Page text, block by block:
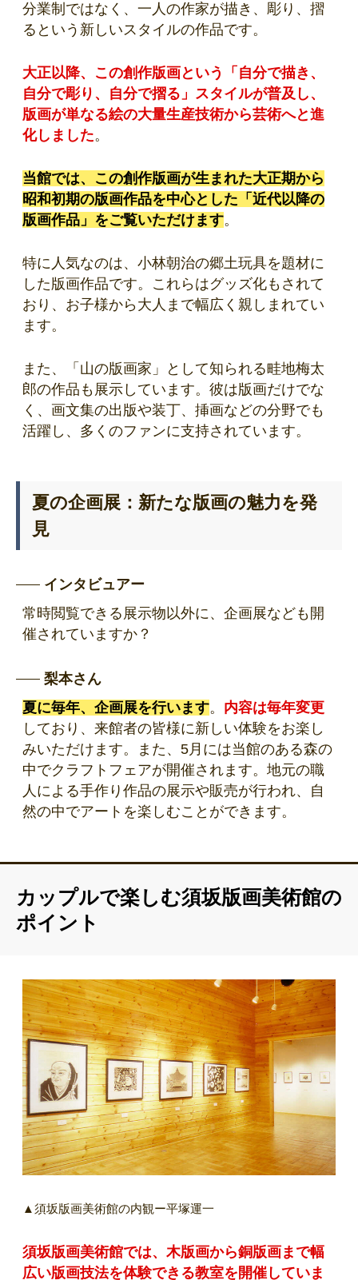
分業制ではなく、一人の作家が描き、彫り、摺
るという新しいスタイルの作品です。
大正以降、この創作版画という「自分で描き、
自分で彫り、自分で摺る」スタイルが普及し、
版画が単なる絵の大量生産技術から芸術へと進
化しました。
当館では、この創作版画が生まれた大正期から
昭和初期の版画作品を中心とした「近代以降の
版画作品」をご覧いただけます。
特に人気なのは、小林朝治の郷土玩具を題材に
した版画作品です。これらはグッズ化もされて
おり、お子様から大人まで幅広く親しまれてい
ます。
また、「山の版画家」として知られる畦地梅太
郎の作品も展示しています。彼は版画だけでな
く、画文集の出版や装丁、挿画などの分野でも
活躍し、多くのファンに支持されています。
夏の企画展：新たな版画の魅力を発
見
インタビュアー
常時閲覧できる展示物以外に、企画展なども開
催されていますか？
梨本さん
夏に毎年、企画展を行います。 内容は毎年変更
しており、来館者の皆様に新しい体験をお楽し
みいただけます。また、5月には当館のある森の
中でクラフトフェアが開催されます。地元の職
人による手作り作品の展示や販売が行われ、自
然の中でアートを楽しむことができます。
カップルで楽しむ須坂版画美術館の
ポイント
▲須坂版画美術館の内観ー平塚運一
須坂版画美術館では、木版画から銅版画まで幅
広い版画技法を体験できる教室を開催していま